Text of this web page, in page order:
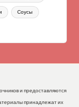
Соусы
и предоставляются
принадлежат их